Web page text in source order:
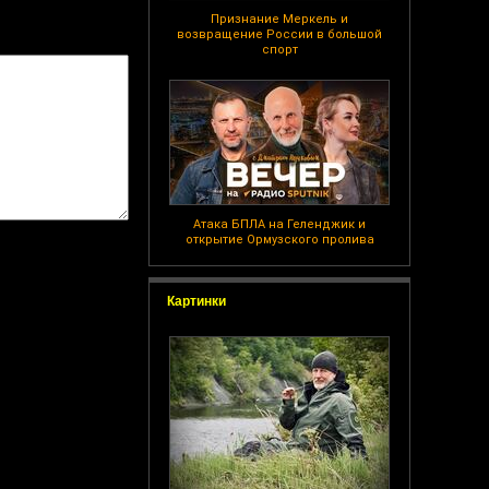
Признание Меркель и
возвращение России в большой
спорт
Атака БПЛА на Геленджик и
открытие Ормузского пролива
Картинки